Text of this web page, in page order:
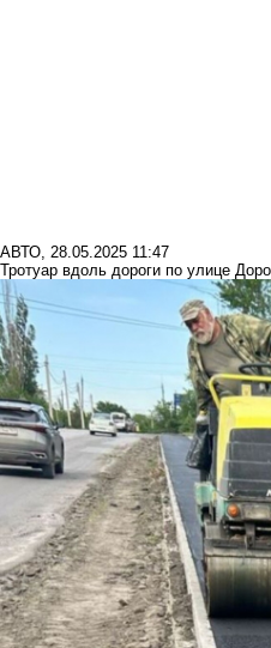
АВТО, 28.05.2025 11:47
Тротуар вдоль дороги по улице